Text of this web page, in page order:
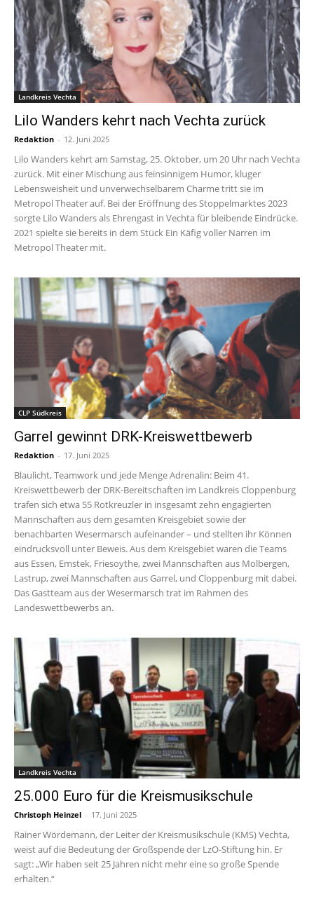
Landkreis Vechta
Lilo Wanders kehrt nach Vechta zurück
Redaktion - 12. Juni 2025
Lilo Wanders kehrt am Samstag, 25. Oktober, um 20 Uhr nach Vechta
zurück. Mit einer Mischung aus feinsinnigem Humor, kluger
Lebensweisheit und unverwechselbarem Charme tritt sie im
Metropol Theater auf. Bei der Eröffnung des Stoppelmarktes 2023
sorgte Lilo Wanders als Ehrengast in Vechta für bleibende Eindrücke.
2021 spielte sie bereits in dem Stück Ein Käfig voller Narren im
Metropol Theater mit.
CLP Südkreis
Garrel gewinnt DRK-Kreiswettbewerb
Redaktion - 17. Juni 2025
Blaulicht, Teamwork und jede Menge Adrenalin: Beim 41.
Kreiswettbewerb der DRK-Bereitschaften im Landkreis Cloppenburg
trafen sich etwa 55 Rotkreuzler in insgesamt zehn engagierten
Mannschaften aus dem gesamten Kreisgebiet sowie der
benachbarten Wesermarsch aufeinander – und stellten ihr Können
eindrucksvoll unter Beweis. Aus dem Kreisgebiet waren die Teams
aus Essen, Emstek, Friesoythe, zwei Mannschaften aus Molbergen,
Lastrup, zwei Mannschaften aus Garrel, und Cloppenburg mit dabei.
Das Gastteam aus der Wesermarsch trat im Rahmen des
Landeswettbewerbs an.
Landkreis Vechta
25.000 Euro für die Kreismusikschule
Christoph Heinzel - 17. Juni 2025
Rainer Wördemann, der Leiter der Kreismusikschule (KMS) Vechta,
weist auf die Bedeutung der Großspende der LzO-Stiftung hin. Er
sagt: „Wir haben seit 25 Jahren nicht mehr eine so große Spende
erhalten.“